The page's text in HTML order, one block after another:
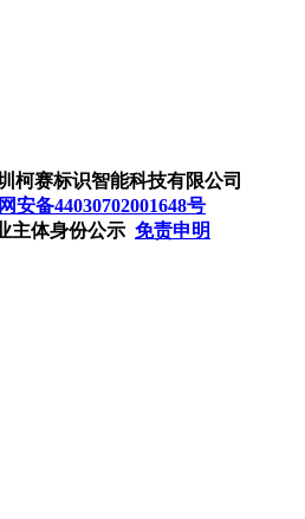
柯赛标识智能科技有限公司
安备44030702001648号
主体身份公示 免责申明